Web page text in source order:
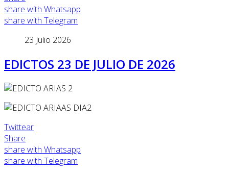
share with Whatsapp
share with Telegram
23 Julio 2026
EDICTOS 23 DE JULIO DE 2026
Twittear
Share
share with Whatsapp
share with Telegram